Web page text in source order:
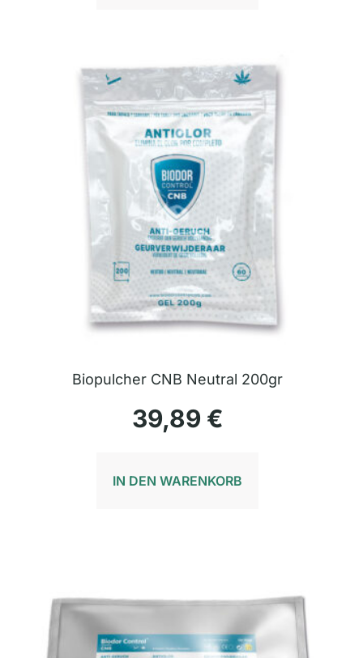
Biopulcher CNB Neutral 200gr
39,89 €
IN DEN WARENKORB